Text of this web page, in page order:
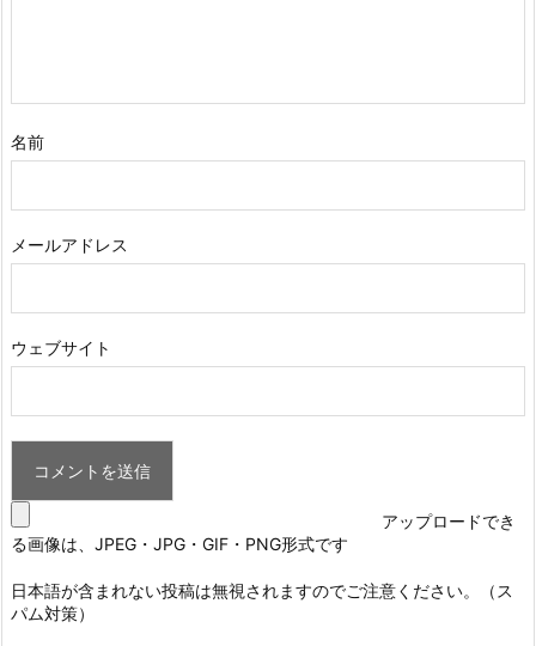
名前
メールアドレス
ウェブサイト
アップロードでき
る画像は、JPEG・JPG・GIF・PNG形式です
日本語が含まれない投稿は無視されますのでご注意ください。（ス
パム対策）